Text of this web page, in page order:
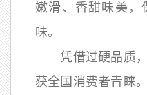
嫩滑、香甜味美，
味。
凭借过硬品质，
获全国消费者青睐